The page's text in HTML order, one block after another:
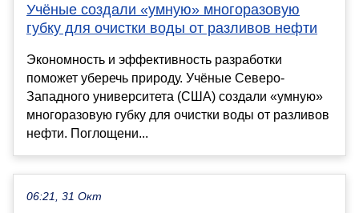
Учёные создали «умную» многоразовую
губку для очистки воды от разливов нефти
Экономность и эффективность разработки
поможет уберечь природу. Учёные Северо-
Западного университета (США) создали «умную»
многоразовую губку для очистки воды от разливов
нефти. Поглощени...
06:21, 31 Окт